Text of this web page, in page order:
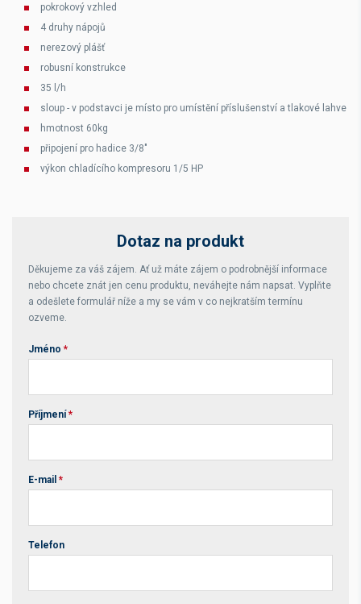
pokrokový vzhled
4 druhy nápojů
nerezový plášť
robusní konstrukce
35 l/h
sloup - v podstavci je místo pro umístění příslušenství a tlakové lahve
hmotnost 60kg
připojení pro hadice 3/8"
výkon chladícího kompresoru 1/5 HP
Dotaz na produkt
Děkujeme za váš zájem. Ať už máte zájem o podrobnější informace
nebo chcete znát jen cenu produktu, neváhejte nám napsat. Vyplňte
a odešlete formulář níže a my se vám v co nejkratším termínu
ozveme.
Jméno *
Příjmení *
E-mail *
Telefon